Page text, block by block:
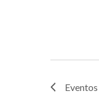
Eventos